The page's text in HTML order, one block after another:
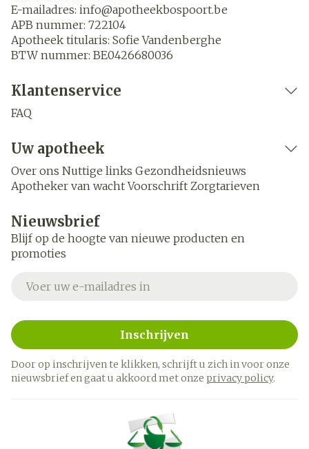
E-mailadres: info@apotheekbospoort.be
APB nummer: 722104
Apotheek titularis: Sofie Vandenberghe
BTW nummer: BE0426680036
Klantenservice
FAQ
Uw apotheek
Over ons Nuttige links Gezondheidsnieuws
Apotheker van wacht Voorschrift Zorgtarieven
Nieuwsbrief
Blijf op de hoogte van nieuwe producten en
promoties
Inschrijven
Door op inschrijven te klikken, schrijft u zich in voor onze
nieuwsbrief en gaat u akkoord met onze privacy policy.